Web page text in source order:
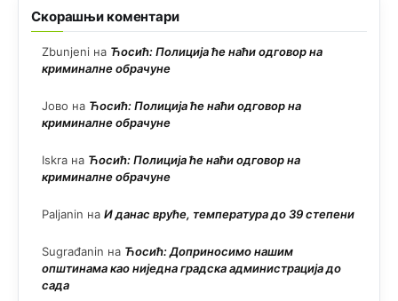
Скорашњи коментари
Zbunjeni на Ћосић: Полиција ће наћи одговор на
криминалне обрачуне
Јово на Ћосић: Полиција ће наћи одговор на
криминалне обрачуне
Iskra на Ћосић: Полиција ће наћи одговор на
криминалне обрачуне
Paljanin на И данас вруће, температура до 39 степени
Sugrađanin на Ћосић: Доприносимо нашим
општинама као ниједна градска администрација до
сада